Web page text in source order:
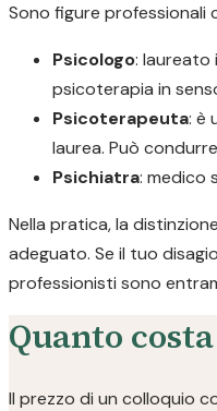
Sono figure professionali
Psicologo: laureato
psicoterapia in
Psicoterapeuta: è
laurea. Può
Psichiatra: medico
Nella pratica, la
adeguato. Se il tuo
professionisti sono
Quanto
Il prezzo di un colloquio